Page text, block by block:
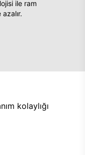
ile ram
kolaylığı